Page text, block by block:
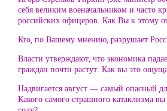
себя великим военачальником и часто
российских офицеров. Как Вы к этому
Кто, по Вашему мнению, разрушает
Власти утверждают, что экономика
граждан почти растут. Как вы это
Надвигается август — самый опасный
Какого самого страшного катаклизма вы